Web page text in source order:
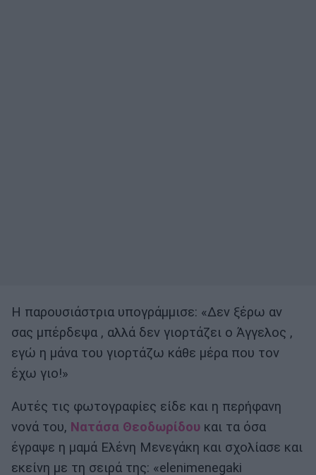
Η παρουσιάστρια υπογράμμισε: «Δεν ξέρω αν
σας μπέρδεψα , αλλά δεν γιορτάζει ο Άγγελος ,
εγώ η μάνα του γιορτάζω κάθε μέρα που τον
έχω γιο!»
Αυτές τις φωτογραφίες είδε και η περήφανη
νονά του, Νατάσα Θεοδωρίδου και τα όσα
έγραψε η μαμά Ελένη Μενεγάκη και σχολίασε και
εκείνη με τη σειρά της: «elenimenegaki